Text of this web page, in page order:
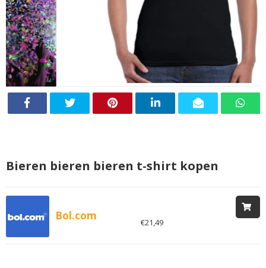
Bieren bieren bieren t-shirt kopen
Bol.com €21,49